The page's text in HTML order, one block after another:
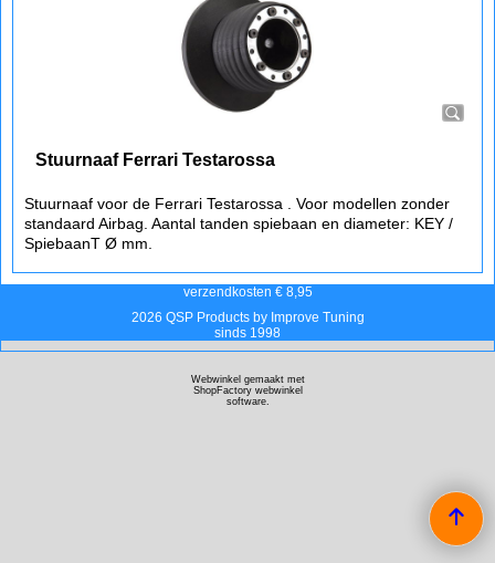
Stuurnaaf Ferrari Testarossa
Stuurnaaf voor de Ferrari Testarossa . Voor modellen zonder
standaard Airbag. Aantal tanden spiebaan en diameter: KEY /
SpiebaanT Ø mm.
verzendkosten € 8,95
2026 QSP Products by Improve Tuning
sinds 1998
Webwinkel gemaakt met
ShopFactory webwinkel
software.